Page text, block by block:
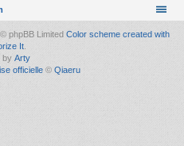
phpBB Limited Color scheme created with
It.
by Arty
officielle © Qiaeru